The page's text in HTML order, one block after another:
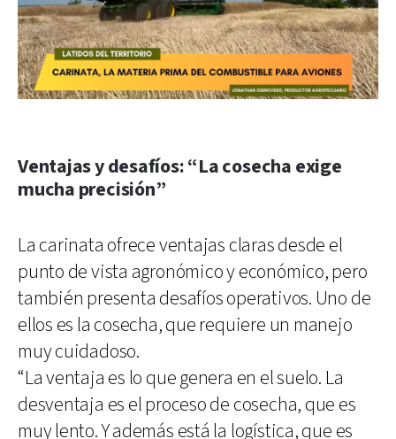
Ventajas y desafíos: “La cosecha exige
mucha precisión”
La carinata ofrece ventajas claras desde el
punto de vista agronómico y económico, pero
también presenta desafíos operativos. Uno de
ellos es la cosecha, que requiere un manejo
muy cuidadoso.
“La ventaja es lo que genera en el suelo. La
desventaja es el proceso de cosecha, que es
muy lento. Y además está la logística, que es